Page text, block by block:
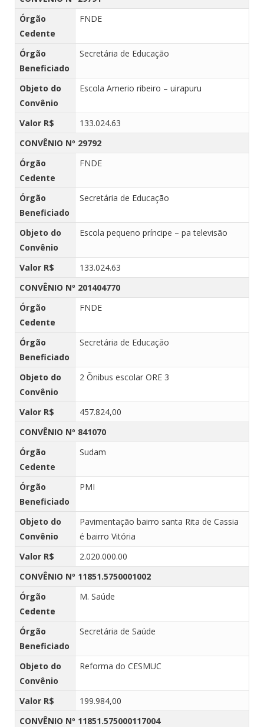
Órgão
Cedente
FNDE
Órgão
Beneficiado
Secretária de Educação
Objeto do
Convênio
Escola Amerio ribeiro – uirapuru
Valor R$
133.024.63
CONVÊNIO Nº 29792
Órgão
Cedente
FNDE
Órgão
Beneficiado
Secretária de Educação
Objeto do
Convênio
Escola pequeno príncipe – pa televisão
Valor R$
133.024.63
CONVÊNIO Nº 201404770
Órgão
Cedente
FNDE
Órgão
Beneficiado
Secretária de Educação
Objeto do
Convênio
2 Õnibus escolar ORE 3
Valor R$
457.824,00
CONVÊNIO Nº 841070
Órgão
Cedente
Sudam
Órgão
Beneficiado
PMI
Objeto do
Convênio
Pavimentação bairro santa Rita de Cassia
é bairro Vitória
Valor R$
2.020.000.00
CONVÊNIO Nº 11851.5750001002
Órgão
Cedente
M. Saúde
Órgão
Beneficiado
Secretária de Saúde
Objeto do
Convênio
Reforma do CESMUC
Valor R$
199.984,00
CONVÊNIO Nº 11851.575000117004